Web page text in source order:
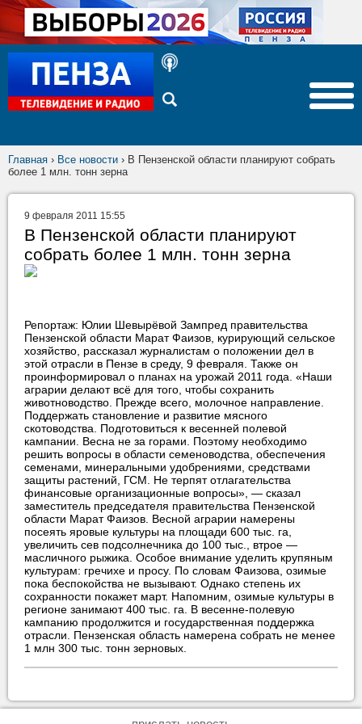
Главная › Все новости › В Пензенской области планируют собрать
более 1 млн. тонн зерна
9 февраля 2011 15:55
В Пензенской области планируют
собрать более 1 млн. тонн зерна
Репортаж: Юлии Шевырёвой Зампред правительства
Пензенской области Марат Фаизов, курирующий сельское
хозяйство, рассказал журналистам о положении дел в
этой отрасли в Пензе в среду, 9 февраля. Также он
проинформировал о планах на урожай 2011 года. «Наши
аграрии делают всё для того, чтобы сохранить
животноводство. Прежде всего, молочное направление.
Поддержать становление и развитие мясного
скотоводства. Подготовиться к весенней полевой
кампании. Весна не за горами. Поэтому необходимо
решить вопросы в области семеноводства, обеспечения
семенами, минеральными удобрениями, средствами
защиты растений, ГСМ. Не терпят отлагательства
финансовые организационные вопросы», — сказал
заместитель председателя правительства Пензенской
области Марат Фаизов. Весной аграрии намерены
посеять яровые культуры на площади 600 тыс. га,
увеличить сев подсолнечника до 100 тыс., втрое —
масличного рыжика. Особое внимание уделить крупяным
культурам: гречихе и просу. По словам Фаизова, озимые
пока беспокойства не вызывают. Однако степень их
сохранности покажет март. Напомним, озимые культуры в
регионе занимают 400 тыс. га. В весенне-полевую
кампанию продолжится и государственная поддержка
отрасли. Пензенская область намерена собрать не менее
1 млн 300 тыс. тонн зерновых.